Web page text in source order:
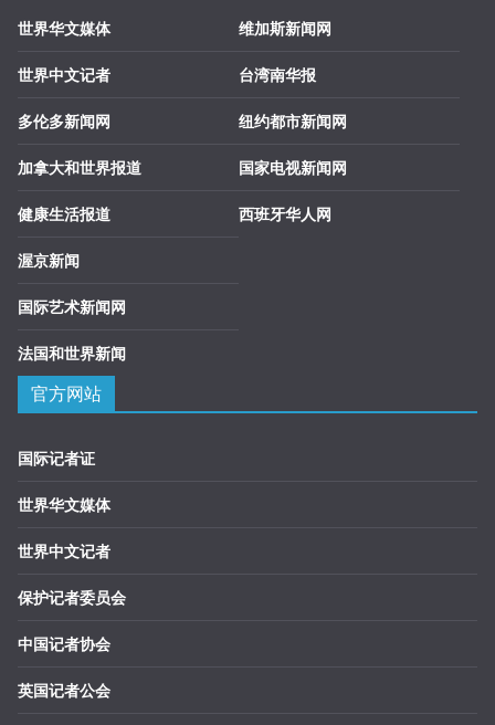
世界华文媒体
世界中文记者
多伦多新闻网
加拿大和世界报道
健康生活报道
渥京新闻
国际艺术新闻网
法国和世界新闻
维加斯新闻网
台湾南华报
纽约都市新闻网
国家电视新闻网
西班牙华人网
官方网站
国际记者证
世界华文媒体
世界中文记者
保护记者委员会
中国记者协会
英国记者公会